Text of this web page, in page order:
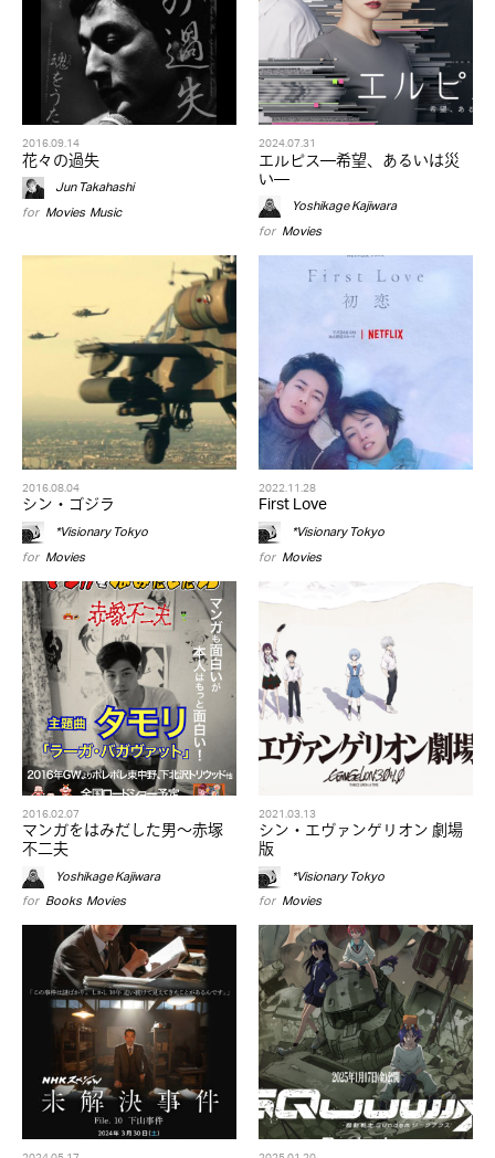
2016.09.14
花々の過失
Jun Takahashi
for Movies,Music
2024.07.31
エルピス—希望、あるいは災
い—
Yoshikage Kajiwara
for Movies
2016.08.04
シン・ゴジラ
*Visionary Tokyo
for Movies
2022.11.28
First Love
*Visionary Tokyo
for Movies
2016.02.07
マンガをはみだした男〜赤塚
不二夫
Yoshikage Kajiwara
for Books,Movies
2021.03.13
シン・エヴァンゲリオン 劇場
版
*Visionary Tokyo
for Movies